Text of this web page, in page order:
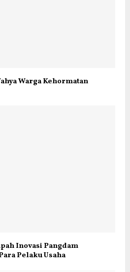
Warga Kehormatan
Inovasi Pangdam
Pelaku Usaha